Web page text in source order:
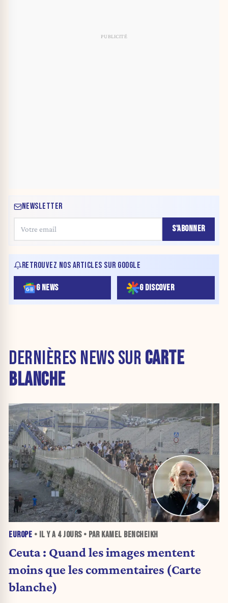
NEWSLETTER
S'ABONNER
RETROUVEZ NOS ARTICLES SUR GOOGLE
G NEWS G DISCOVER
DERNIÈRES NEWS SUR CARTE
BLANCHE
EUROPE • IL Y A 4 JOURS• PAR KAMEL BENCHEIKH
Ceuta : Quand les images mentent
moins que les commentaires (Carte
blanche)